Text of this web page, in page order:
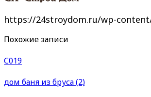
https://24stroydom.ru/wp-
Похожие записи
С019
дом баня из бруса (2)